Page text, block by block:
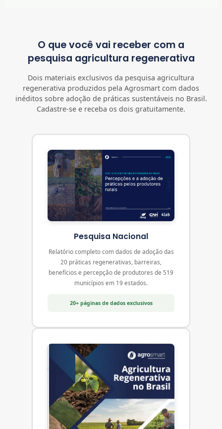
O que você vai receber com a
pesquisa agricultura regenerativa
Dois materiais exclusivos da pesquisa agricultura
regenerativa produzidos pela Agrosmart com dados
inéditos sobre adoção de práticas sustentáveis no Brasil.
Cadastre-se e receba os dois gratuitamente.
Pesquisa Nacional
Relatório completo com dados de adoção das
20 práticas regenerativas, barreiras,
benefícios e percepção de produtores de 519
municípios em 19 estados.
20+ páginas de dados exclusivos